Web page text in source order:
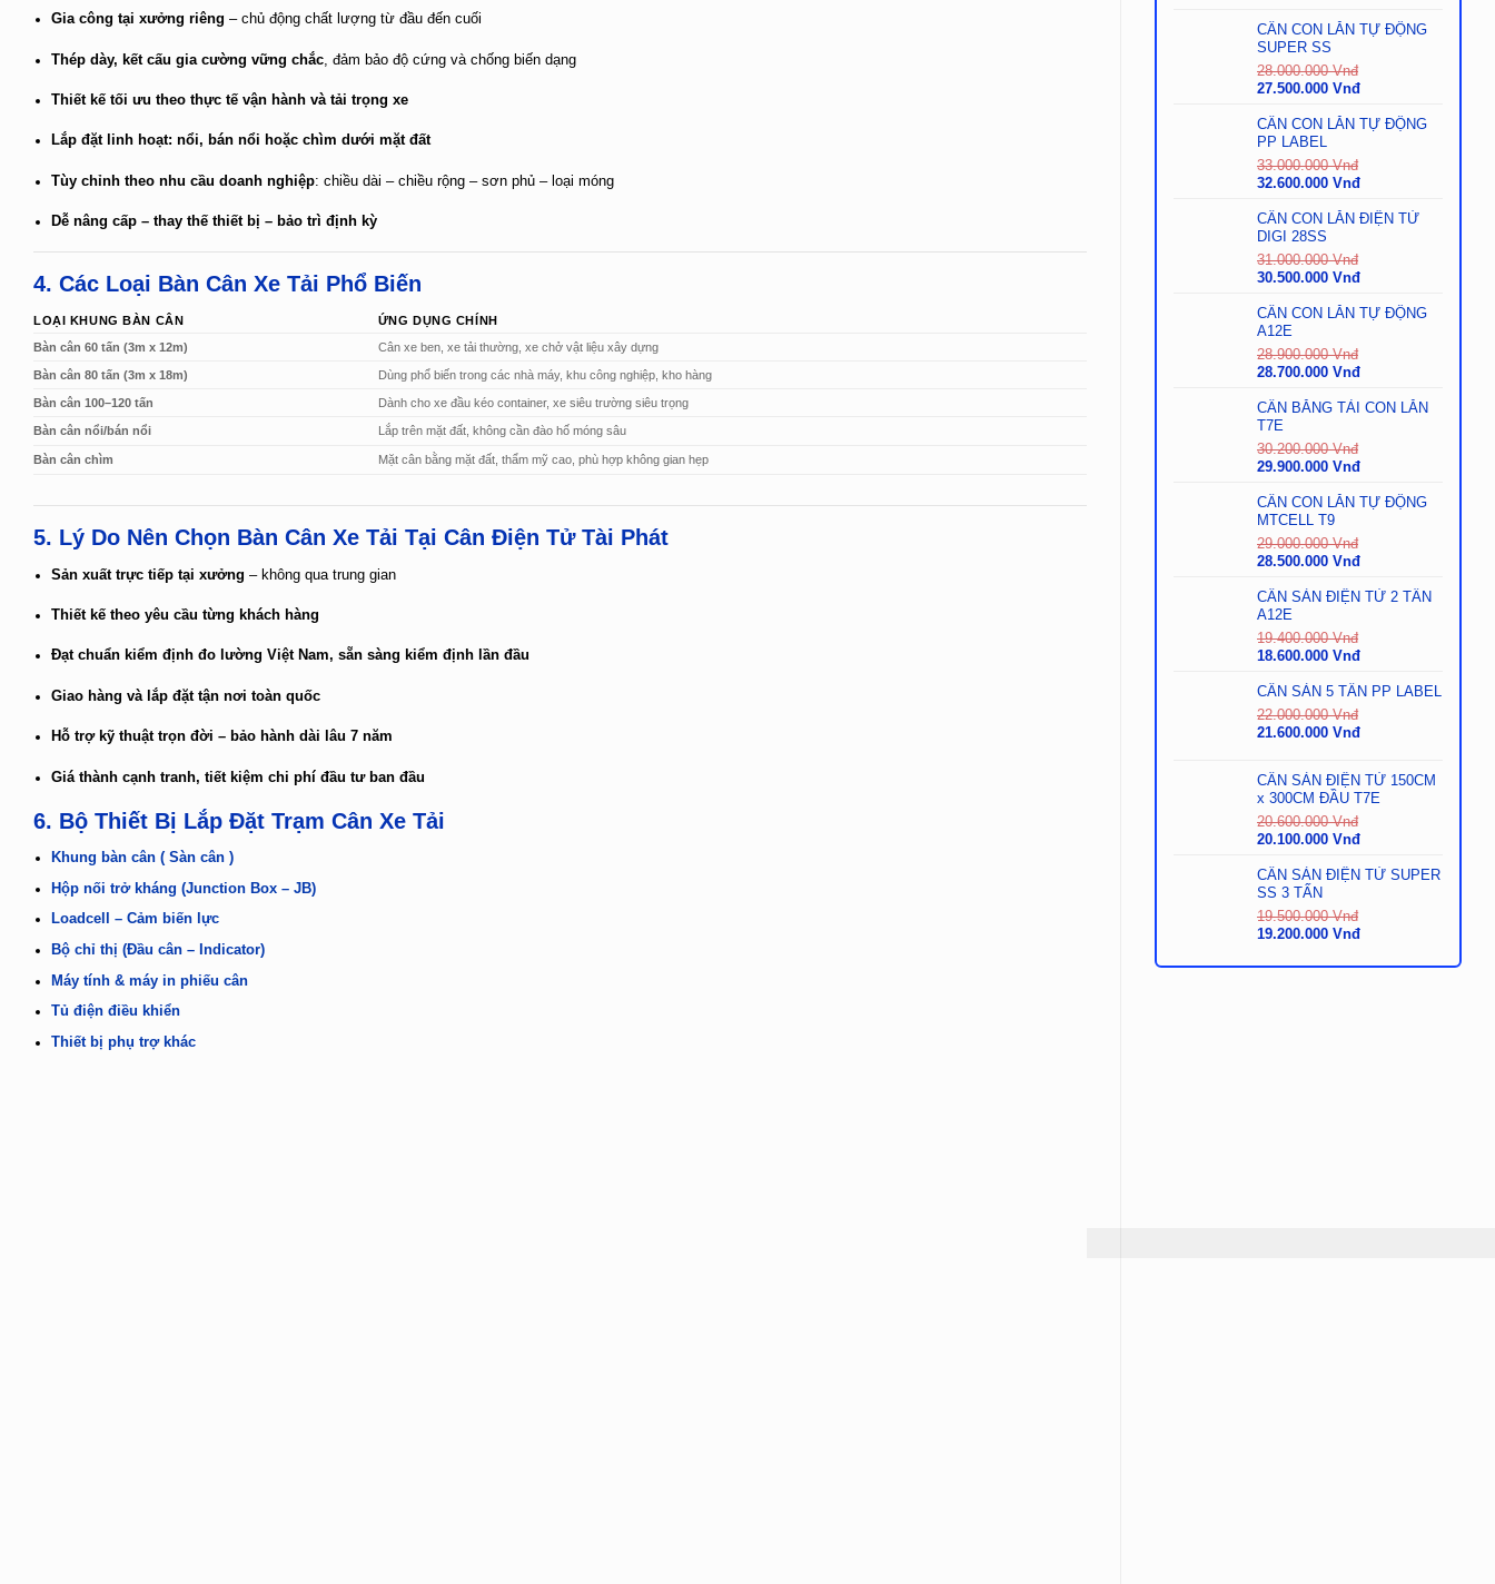
là:
29.700.000
Vnđ.
tại
Vnđ.
CÂN CON LĂN TỰ ĐỘNG
SUPER SS
28.000.000Vnđ
Giá
là:
28.000.000
Vnđ.
27.500.000 VnđGiá
tại
Vnđ.
CÂN CON LĂN TỰ ĐỘNG
PP LABEL
33.000.000Vnđ
Giá
là:
33.000.000
Vnđ.
32.600.000 VnđGiá
tại
Vnđ.
CÂN CON LĂN ĐIỆN TỬ
DIGI 28SS
31.000.000Vnđ
Giá
là:
31.000.000
Vnđ.
30.500.000 VnđGiá
tại
Vnđ.
CÂN CON LĂN TỰ ĐỘNG
A12E
28.900.000Vnđ
Giá
là:
28.900.000
Vnđ.
28.700.000 VnđGiá
tại
Vnđ.
CÂN BĂNG TẢI CON LĂN
T7E
30.200.000Vnđ
Giá
là:
30.200.000
Vnđ.
29.900.000 VnđGiá
tại
Vnđ.
CÂN CON LĂN TỰ ĐỘNG
MTCELL T9
29.000.000Vnđ
Giá
là:
29.000.000
Vnđ.
28.500.000 VnđGiá
tại
Vnđ.
CÂN SÀN ĐIỆN TỬ 2 TẤN
A12E
19.400.000Vnđ
Giá
là:
19.400.000
Vnđ.
18.600.000 VnđGiá
tại
18.600.000
CÂN SÀN 5 TẤN PP LABEL
22.000.000Vnđ
Giá
22.000.000
Vnđ.
21.600.000 VnđGiá
là:
21.600.000
CÂN SÀN ĐIỆN TỬ 150CM
x 300CM ĐẦU T7E
20.600.000Vnđ
Giá
là:
20.600.000
Vnđ.
20.100.000 VnđGiá
tại
Vnđ.
CÂN SÀN ĐIỆN TỬ SUPER
SS 3 TẤN
19.500.000Vnđ
Giá
là:
19.200.000 VnđGiá
tại
Gia công tại xưởng riêng – chủ động chất lượng từ đầu đến cuối
Thép dày, kết cấu gia cường vững chắc , đảm bảo độ cứng và chống biến dạng
Thiết kế tối ưu theo thực tế vận hành và tải trọng xe
Lắp đặt linh hoạt: nổi, bán nổi hoặc chìm dưới mặt đất
Tùy chỉnh theo nhu cầu doanh nghiệp: chiều dài – chiều rộng – sơn phủ – loại móng
Dễ nâng cấp – thay thế thiết bị – bảo trì định kỳ
4. Các Loại Bàn Cân Xe Tải Phổ Biến
LOẠI KHUNG BÀN CÂN
ỨNG DỤNG CHÍNH
Bàn cân 60 tấn (3m x 12m)
Cân xe ben, xe tải thường, xe chở vật liệu xây dựng
Bàn cân 80 tấn (3m x 18m) Dùng phổ biến trong các nhà máy, khu công nghiệp, kho hàng
Bàn cân 100–120 tấn Dành cho xe đầu kéo container, xe siêu trường siêu trọng
Bàn cân nổi/bán nổi Lắp trên mặt đất, không cần đào hố móng sâu
Bàn cân chìm Mặt cân bằng mặt đất, thẩm mỹ cao, phù hợp không gian hẹp
5. Lý Do Nên Chọn Bàn Cân Xe Tải Tại Cân Điện Tử Tài Phát
Sản xuất trực tiếp tại xưởng – không qua trung gian
Thiết kế theo yêu cầu từng khách hàng
Đạt chuẩn kiểm định đo lường Việt Nam, sẵn sàng kiểm định lần đầu
Giao hàng và lắp đặt tận nơi toàn quốc
Hỗ trợ kỹ thuật trọn đời – bảo hành dài lâu 7 năm
Giá thành cạnh tranh, tiết kiệm chi phí đầu tư ban đầu
6. Bộ Thiết Bị Lắp Đặt Trạm Cân Xe Tải
Khung bàn cân ( Sàn cân )
Hộp nối trở kháng (Junction Box – JB)
Loadcell – Cảm biến lực
Bộ chỉ thị (Đầu cân – Indicator)
Máy tính & máy in phiếu cân
Tủ điện điều khiển
Thiết bị phụ trợ khác